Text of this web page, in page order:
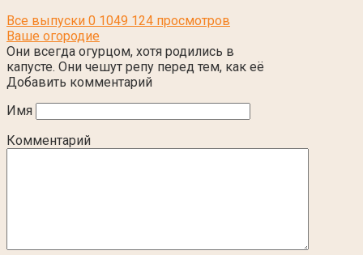
Все выпуски 0 1049 124 просмотров
Ваше огородие
Они всегда огурцом, хотя родились в
капусте. Они чешут репу перед тем, как её
Добавить комментарий
Имя
Комментарий